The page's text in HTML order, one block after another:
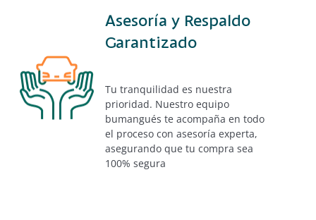
Asesoría y Respaldo
Garantizado
Tu tranquilidad es nuestra
prioridad. Nuestro equipo
bumangués te acompaña en todo
el proceso con asesoría experta,
asegurando que tu compra sea
100% segura